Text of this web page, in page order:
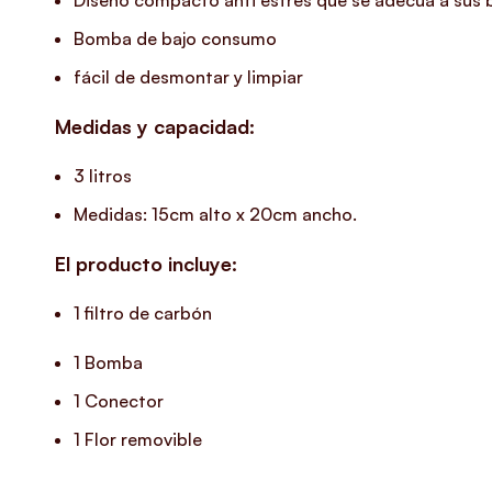
Bomba de bajo consumo
fácil de desmontar y limpiar
Medidas y capacidad:
3 litros
Medidas: 15cm alto x 20cm ancho.
El producto incluye:
1 filtro de carbón
1 Bomba
1 Conector
1 Flor removible